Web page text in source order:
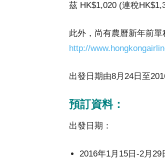
茲 HK$1,020 (連稅
此外，尚有農曆新年前單
http://
出發日期由8月24日至
預訂資料：
出發日期：
2016年1月15日-2月